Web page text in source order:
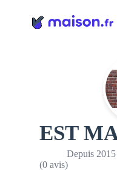
EST
Depuis
(0 avis)